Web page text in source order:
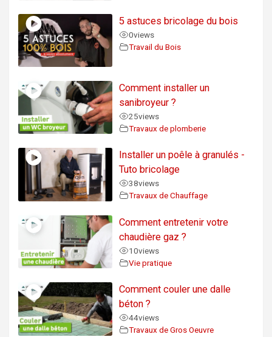
5 astuces bricolage du bois
0views
Travail du Bois
Comment installer un
sanibroyeur ?
25views
Travaux de plomberie
Installer un poêle à granulés -
Tuto bricolage
38views
Travaux de Chauffage
Comment entretenir votre
chaudière gaz ?
10views
Vie pratique
Comment couler une dalle
béton ?
44views
Travaux de Gros Oeuvre